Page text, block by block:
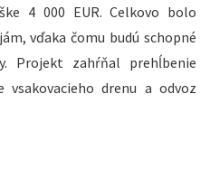
4 000 EUR. Celkovo bolo
vďaka čomu budú schopné
Projekt zahŕňal prehĺbenie
vsakovacieho drenu a odvoz